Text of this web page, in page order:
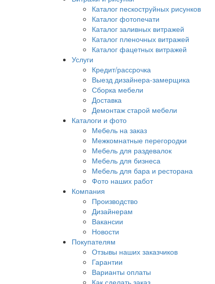
Каталог пескоструйных рисунков
Каталог фотопечати
Каталог заливных витражей
Каталог пленочных витражей
Каталог фацетных витражей
Услуги
Кредит/рассрочка
Выезд дизайнера-замерщика
Сборка мебели
Доставка
Демонтаж старой мебели
Каталоги и фото
Мебель на заказ
Межкомнатные перегородки
Мебель для раздевалок
Мебель для бизнеса
Мебель для бара и ресторана
Фото наших работ
Компания
Производство
Дизайнерам
Вакансии
Новости
Покупателям
Отзывы наших заказчиков
Гарантии
Варианты оплаты
Как сделать заказ